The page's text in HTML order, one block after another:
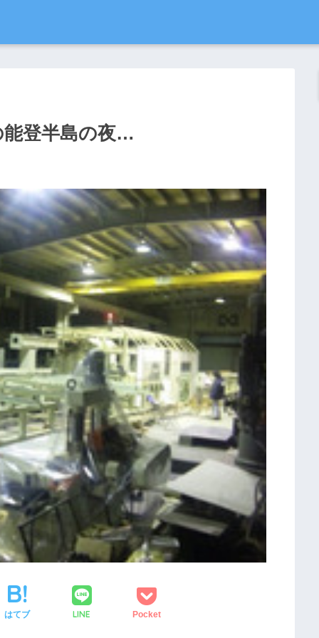
能登半島の夜…
はてブ LINE Pocket